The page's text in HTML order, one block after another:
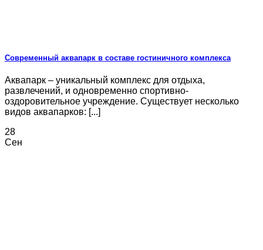
Современный аквапарк в составе гостиничного комплекса
Аквапарк – уникальный комплекс для отдыха,
развлечений, и одновременно спортивно-
оздоровительное учреждение. Существует несколько
видов аквапарков: [...]
28
Сен